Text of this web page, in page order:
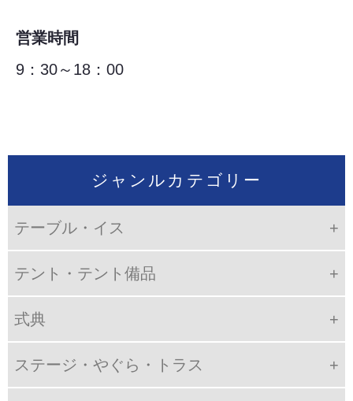
ジャンルカテゴリー
テーブル・イス
テント・テント備品
式典
ステージ・やぐら・トラス
営業時間
9：30～18：00